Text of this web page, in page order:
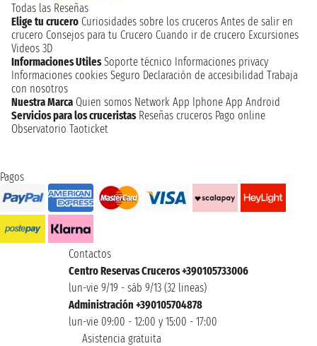
Todas las Reseñas
Elige tu crucero Curiosidades sobre los cruceros Antes de salir en
crucero Consejos para tu Crucero Cuando ir de crucero Excursiones
Videos 3D
Informaciones Utiles Soporte técnico Informaciones privacy
Informaciones cookies Seguro Declaración de accesibilidad Trabaja
con nosotros
Nuestra Marca Quien somos Network App Iphone App Android
Servicios para los cruceristas Reseñas cruceros Pago online
Observatorio Taoticket
Pagos
Contactos
Centro Reservas Cruceros +390105733006
lun-vie 9/19 - sáb 9/13 (32 lineas)
Administración +390105704878
lun-vie 09:00 - 12:00 y 15:00 - 17:00
Asistencia gratuita